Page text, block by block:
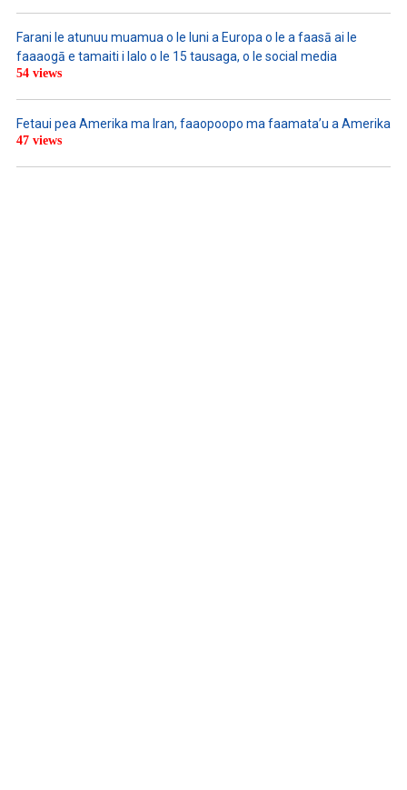
Farani le atunuu muamua o le Iuni a Europa o le a faasā ai le
faaaogā e tamaiti i lalo o le 15 tausaga, o le social media
54 views
Fetaui pea Amerika ma Iran, faaopoopo ma faamata’u a Amerika
47 views